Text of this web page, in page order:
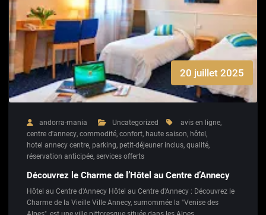
20 juillet 2025
andorra-mania Uncategorized avis en ligne,
centre d'annecy, commodité, confort, haute saison, hôtel ,
hotel annecy centre, parking, petit-déjeuner inclus, qualité,
réservation anticipée, services offerts
Découvrez le Charme de l’Hôtel au Centre d’Annecy
Hôtel au Centre d'Annecy Hôtel au Centre d'Annecy : Découvrez le
Charme de la Vieille Ville Annecy, surnommée la "Venise des